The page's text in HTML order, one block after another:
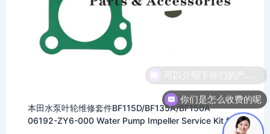
本田水泵叶轮维修套件BF115D/BF135A/BF150A
06192-ZY6-000 Water Pump Impeller Service Kit for
你们是怎么收费的呢